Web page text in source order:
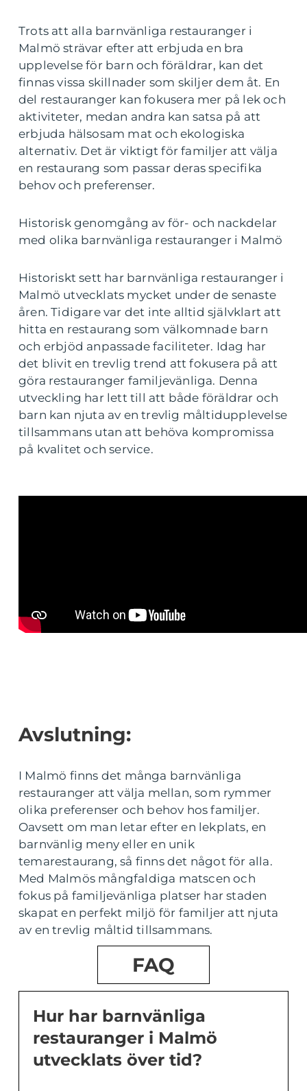
Trots att alla barnvänliga restauranger i
Malmö strävar efter att erbjuda en bra
upplevelse för barn och föräldrar, kan det
finnas vissa skillnader som skiljer dem åt. En
del restauranger kan fokusera mer på lek och
aktiviteter, medan andra kan satsa på att
erbjuda hälsosam mat och ekologiska
alternativ. Det är viktigt för familjer att välja
en restaurang som passar deras specifika
behov och preferenser.
Historisk genomgång av för- och nackdelar
med olika barnvänliga restauranger i Malmö
Historiskt sett har barnvänliga restauranger i
Malmö utvecklats mycket under de senaste
åren. Tidigare var det inte alltid självklart att
hitta en restaurang som välkomnade barn
och erbjöd anpassade faciliteter. Idag har
det blivit en trevlig trend att fokusera på att
göra restauranger familjevänliga. Denna
utveckling har lett till att både föräldrar och
barn kan njuta av en trevlig måltidupplevelse
tillsammans utan att behöva kompromissa
på kvalitet och service.
Avslutning:
I Malmö finns det många barnvänliga
restauranger att välja mellan, som rymmer
olika preferenser och behov hos familjer.
Oavsett om man letar efter en lekplats, en
barnvänlig meny eller en unik
temarestaurang, så finns det något för alla.
Med Malmös mångfaldiga matscen och
fokus på familjevänliga platser har staden
skapat en perfekt miljö för familjer att njuta
av en trevlig måltid tillsammans.
FAQ
Hur har barnvänliga
restauranger i Malmö
utvecklats över tid?